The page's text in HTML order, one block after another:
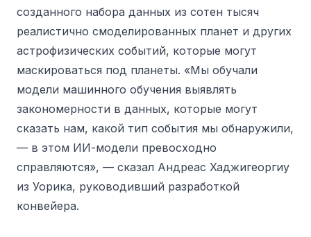
созданного набора данных из сотен тысяч
реалистично смоделированных планет и других
астрофизических событий, которые могут
маскироваться под планеты. «Мы обучали
модели машинного обучения выявлять
закономерности в данных, которые могут
сказать нам, какой тип события мы обнаружили,
— в этом ИИ-модели превосходно
справляются», — сказал Андреас Хаджигеоргиу
из Уорика, руководивший разработкой
конвейера.